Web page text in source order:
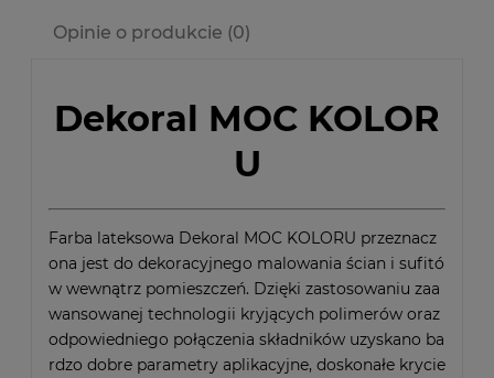
Opinie o produkcie (0)
Dekoral MOC KOLOR
U
Farba lateksowa Dekoral MOC KOLORU przeznacz
ona jest do dekoracyjnego malowania ścian i sufitó
w wewnątrz pomieszczeń. Dzięki zastosowaniu zaa
wansowanej technologii kryjących polimerów oraz
odpowiedniego połączenia składników uzyskano ba
rdzo dobre parametry aplikacyjne, doskonałe krycie